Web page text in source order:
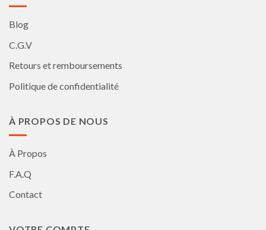
Blog
C.G.V
Retours et remboursements
Politique de confidentialité
À PROPOS DE NOUS
À Propos
F.A.Q
Contact